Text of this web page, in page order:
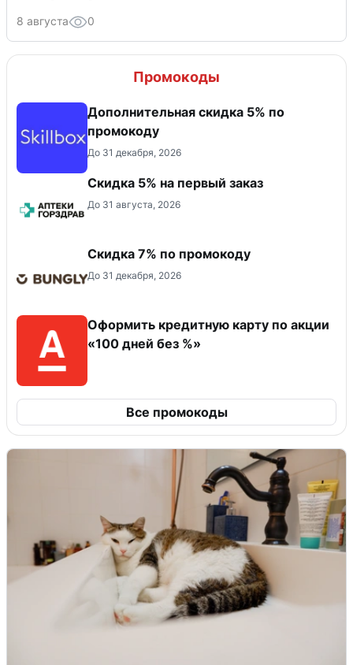
8 августа 0
Промокоды
Дополнительная скидка 5% по
промокоду
До 31 декабря, 2026
Скидка 5% на первый заказ
До 31 августа, 2026
Скидка 7% по промокоду
До 31 декабря, 2026
Оформить кредитную карту по акции
«100 дней без %»
Все промокоды